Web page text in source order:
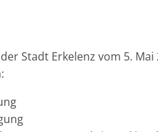
Stadt Erkelenz vom 5.